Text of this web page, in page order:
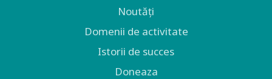
Noutăți
Domenii de activitate
Istorii de succes
Doneaza